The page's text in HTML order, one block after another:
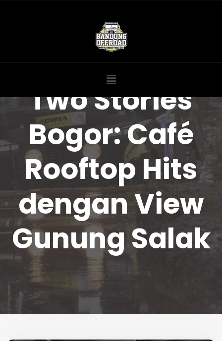
Two Stories
Bogor: Café
Rooftop Hits
dengan View
Gunung Salak